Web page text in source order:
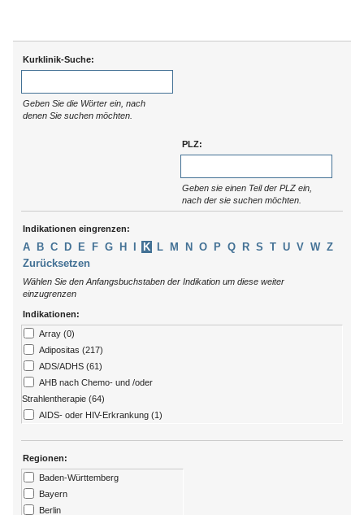
Kurklinik-Suche:
Geben Sie die Wörter ein, nach
denen Sie suchen möchten.
PLZ:
Geben sie einen Teil der PLZ ein,
nach der sie suchen möchten.
Indikationen eingrenzen:
A B C D E F G H K L M N O P Q R S T U V W Z
Zurücksetzen
Wählen Sie den Anfangsbuchstaben der Indikation um diese weiter
einzugrenzen
Indikationen:
Array (0)
Adipositas (217)
ADS/ADHS (61)
AHB nach Chemo- und /oder
Strahlentherapie (64)
AIDS- oder HIV-Erkrankung (1)
Alzheimer (13)
Amputation (176)
Angststörungen (273)
Arthritis (92)
Regionen:
Baden-Württemberg
Bayern
Berlin